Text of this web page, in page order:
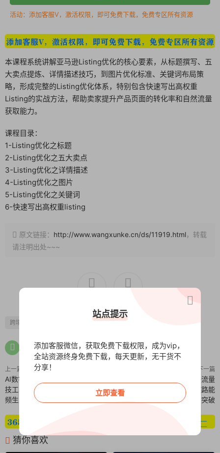
活动：添加客服V，激活权限，即可免费下载，免费专区所有资源
本课程系统讲解亚马逊Listing优化的核心要素，从标题撰写、五
大卖点提炼、详情描述技巧，到图片优化标准、关键词布局策
略，形成完整的Listing优化体系，特别包含快速写出高权重
Listing的实战方法，帮助卖家提升产品页面的转化率和自然流量
获取能力。
课程目录：
1-Listing优化之标题
2-Listing优化之五大卖点
3-Listing优化之详情描述
4-Listing优化之图片
5-Listing优化之关键词
6-快速写出高权重listing
原文链接： http://www.wangxunke.cn/ds/11919.html，转载
请注明出处~~~
跨境电商
上一篇
AI数字人自动化带货全流程：黑科
技工具应用 日更10条的自动化视
频生产体系
下一篇
新人主播培养课：平台适应-流量
获取-粉丝留存-收益提升 全链路能
力突破
猜你喜欢
站点提示
添加客服微信，获取免费下载权限，成为vip，
全站资源终身免费下载，每天更新，无干货不
分享！
立即查看